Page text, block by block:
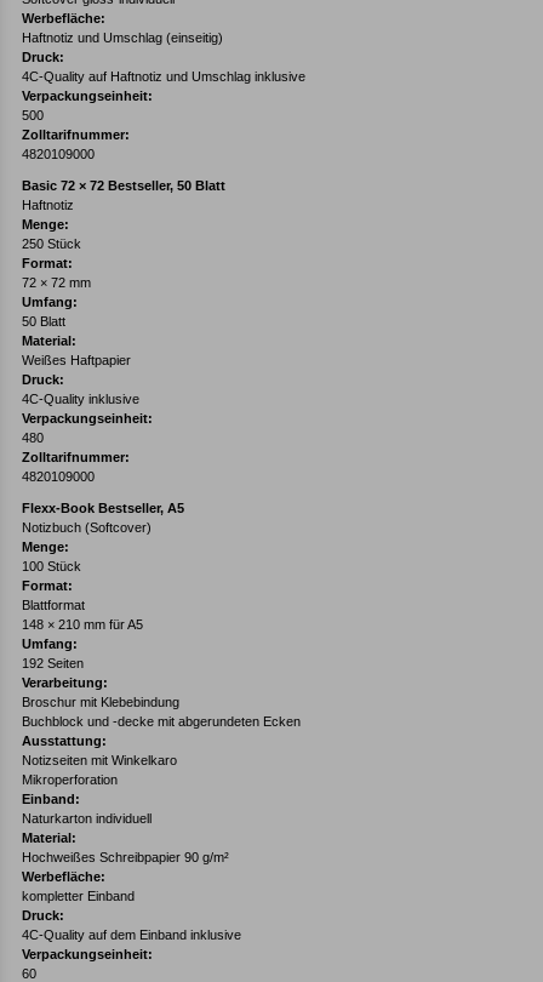
Werbefläche:
Haftnotiz und Umschlag (einseitig)
Druck:
4C-Quality auf Haftnotiz und Umschlag inklusive
Verpackungseinheit:
500
Zolltarifnummer:
4820109000
Basic 72 × 72 Bestseller, 50 Blatt
Haftnotiz
Menge:
250 Stück
Format:
72 × 72 mm
Umfang:
50 Blatt
Material:
Weißes Haftpapier
Druck:
4C-Quality inklusive
Verpackungseinheit:
480
Zolltarifnummer:
4820109000
Flexx-Book Bestseller, A5
Notizbuch (Softcover)
Menge:
100 Stück
Format:
Blattformat
148 × 210 mm für A5
Umfang:
192 Seiten
Verarbeitung:
Broschur mit Klebebindung
Buchblock und -decke mit abgerundeten Ecken
Ausstattung:
Notizseiten mit Winkelkaro
Mikroperforation
Einband:
Naturkarton individuell
Material:
Hochweißes Schreibpapier 90 g/m²
Werbefläche:
kompletter Einband
Druck:
4C-Quality auf dem Einband inklusive
Verpackungseinheit:
60